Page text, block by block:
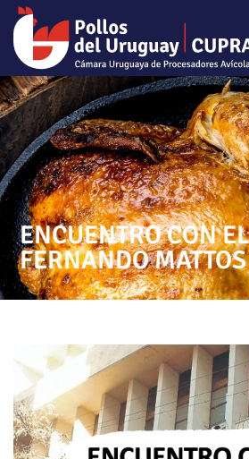
ENCUENTRO CON
FERNANDO MATTOS